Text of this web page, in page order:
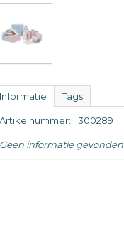
Informatie Tags
Artikelnummer: 300289
Geen informatie gevonden